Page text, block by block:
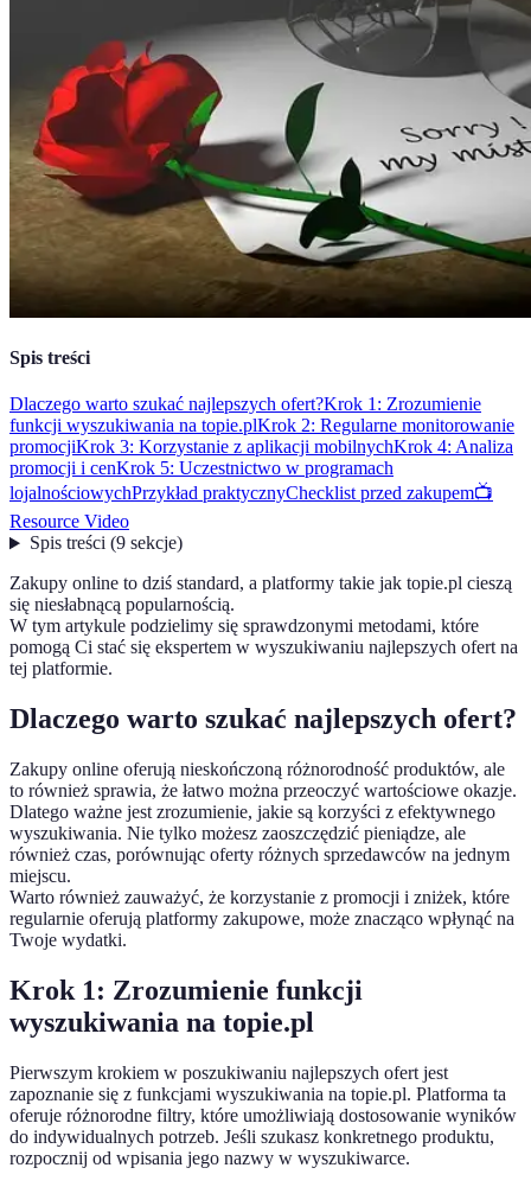
Spis treści
Dlaczego warto szukać najlepszych ofert?Krok 1: Zrozumienie
funkcji wyszukiwania na topie.plKrok 2: Regularne monitorowanie
promocjiKrok 3: Korzystanie z aplikacji mobilnychKrok 4: Analiza
promocji i cenKrok 5: Uczestnictwo w programach
lojalnościowychPrzykład praktycznyChecklist przed zakupem📺
Resource Video
Spis treści(9 sekcje)
Zakupy online to dziś standard, a platformy takie jak topie.pl cieszą
się niesłabnącą popularnością.
W tym artykule podzielimy się sprawdzonymi metodami, które
pomogą Ci stać się ekspertem w wyszukiwaniu najlepszych ofert na
tej platformie.
Dlaczego warto szukać najlepszych ofert?
Zakupy online oferują nieskończoną różnorodność produktów, ale
to również sprawia, że łatwo można przeoczyć wartościowe okazje.
Dlatego ważne jest zrozumienie, jakie są korzyści z efektywnego
wyszukiwania. Nie tylko możesz zaoszczędzić pieniądze, ale
również czas, porównując oferty różnych sprzedawców na jednym
miejscu.
Warto również zauważyć, że korzystanie z promocji i zniżek, które
regularnie oferują platformy zakupowe, może znacząco wpłynąć na
Twoje wydatki.
Krok 1: Zrozumienie funkcji
wyszukiwania na topie.pl
Pierwszym krokiem w poszukiwaniu najlepszych ofert jest
zapoznanie się z funkcjami wyszukiwania na topie.pl. Platforma ta
oferuje różnorodne filtry, które umożliwiają dostosowanie wyników
do indywidualnych potrzeb. Jeśli szukasz konkretnego produktu,
rozpocznij od wpisania jego nazwy w wyszukiwarce.